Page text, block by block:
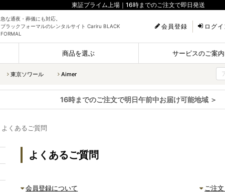
東証プライム上場｜16時までのご注文で即日発送
急な通夜・葬儀にも対応。
ブラックフォーマルのレンタルサイト Cariru BLACK
FORMAL
会員登録 ログイ
商品を選ぶ サービスのご案内
東京ソワール Aimer
16時までのご注文で明日午前中お届け可能地域 ＞
よくあるご質問
よくあるご質問
会員登録について
ご注